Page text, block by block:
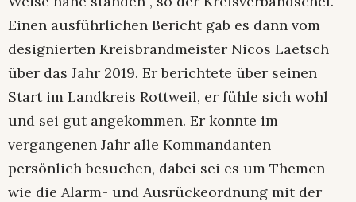
Einen ausführlichen Bericht gab es dann vom
designierten Kreisbrandmeister Nicos Laetsch
über das Jahr 2019. Er berichtete über seinen
Start im Landkreis Rottweil, er fühle sich wohl
und sei gut angekommen. Er konnte im
vergangenen Jahr alle Kommandanten
persönlich besuchen, dabei sei es um Themen
wie die Alarm- und Ausrückeordnung mit der